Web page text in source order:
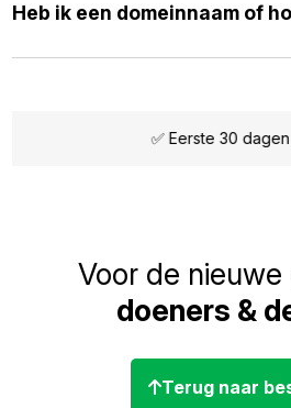
Heb ik een domeinnaam of
✅
Voor de
doeners &
Terug naar